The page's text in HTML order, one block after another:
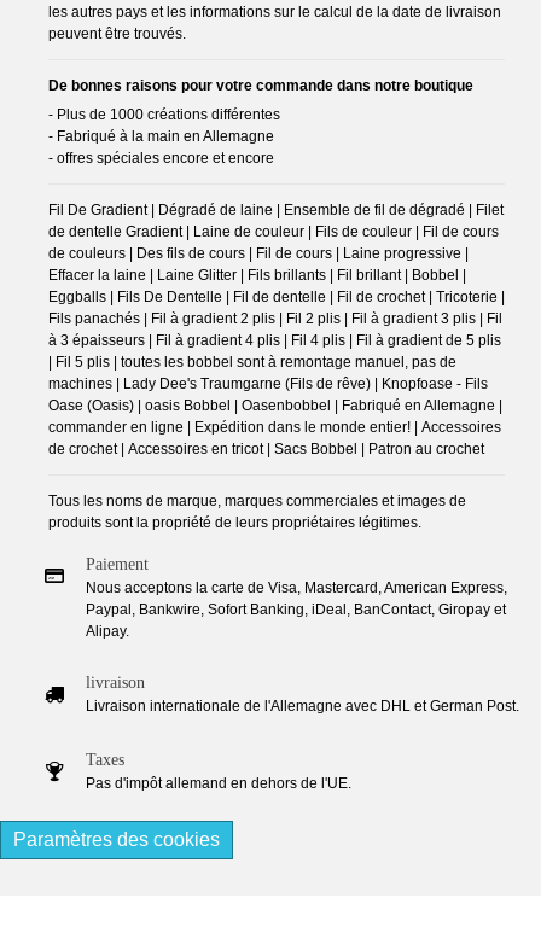
les autres pays et les informations sur le calcul de la date de livraison
peuvent être trouvés.
De bonnes raisons pour votre commande dans notre boutique
- Plus de 1000 créations différentes
- Fabriqué à la main en Allemagne
- offres spéciales encore et encore
Fil De Gradient | Dégradé de laine | Ensemble de fil de dégradé | Filet
de dentelle Gradient | Laine de couleur | Fils de couleur | Fil de cours
de couleurs | Des fils de cours | Fil de cours | Laine progressive |
Effacer la laine | Laine Glitter | Fils brillants | Fil brillant | Bobbel |
Eggballs | Fils De Dentelle | Fil de dentelle | Fil de crochet | Tricoterie |
Fils panachés | Fil à gradient 2 plis | Fil 2 plis | Fil à gradient 3 plis | Fil
à 3 épaisseurs | Fil à gradient 4 plis | Fil 4 plis | Fil à gradient de 5 plis
| Fil 5 plis | toutes les bobbel sont à remontage manuel, pas de
machines | Lady Dee's Traumgarne (Fils de rêve) | Knopfoase - Fils
Oase (Oasis) | oasis Bobbel | Oasenbobbel | Fabriqué en Allemagne |
commander en ligne | Expédition dans le monde entier! | Accessoires
de crochet | Accessoires en tricot | Sacs Bobbel | Patron au crochet
Tous les noms de marque, marques commerciales et images de
produits sont la propriété de leurs propriétaires légitimes.
Paiement
Nous acceptons la carte de Visa, Mastercard, American Express,
Paypal, Bankwire, Sofort Banking, iDeal, BanContact, Giropay et
Alipay.
livraison
Livraison internationale de l'Allemagne avec DHL et German Post.
Taxes
Pas d'impôt allemand en dehors de l'UE.
Paramètres des cookies